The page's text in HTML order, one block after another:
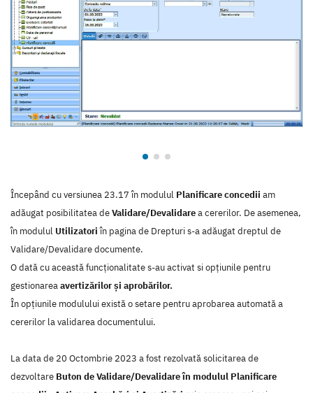
Începând cu versiunea 23.17 în modulul Planificare concedii am
adăugat posibilitatea deValidare/Devalidarea cererilor. De asemenea,
în modulul Utilizatoriîn pagina de Drepturi s-a adăugat dreptul de
Validare/Devalidare documente.
O dată cu această funcționalitate s-au activat si opțiunile pentru
gestionareaavertizărilor și aprobărilor.
În opțiunile modulului există o setare pentru aprobarea automată a
cererilor la validarea documentului.
La data de 20 Octombrie 2023 a fost rezolvată solicitarea de
dezvoltare Buton de Validare/Devalidare în modulul Planificare